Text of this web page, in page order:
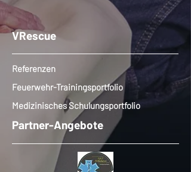
VRescue
Referenzen
Feuerwehr-Trainingsportfolio
Medizinisches Schulungsportfolio
Partner-Angebote